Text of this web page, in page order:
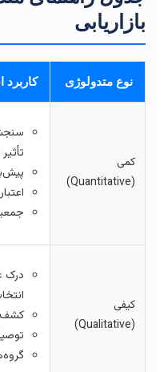
نوع متدولوژی کاربرد
سنجش
تأثیر
پیش‌بینی
درک
انتخاب
کشف
توصیف